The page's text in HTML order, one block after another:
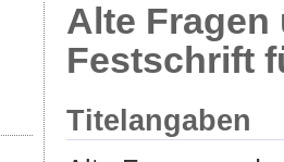
Alte Fragen
Festschrift
Titelangaben